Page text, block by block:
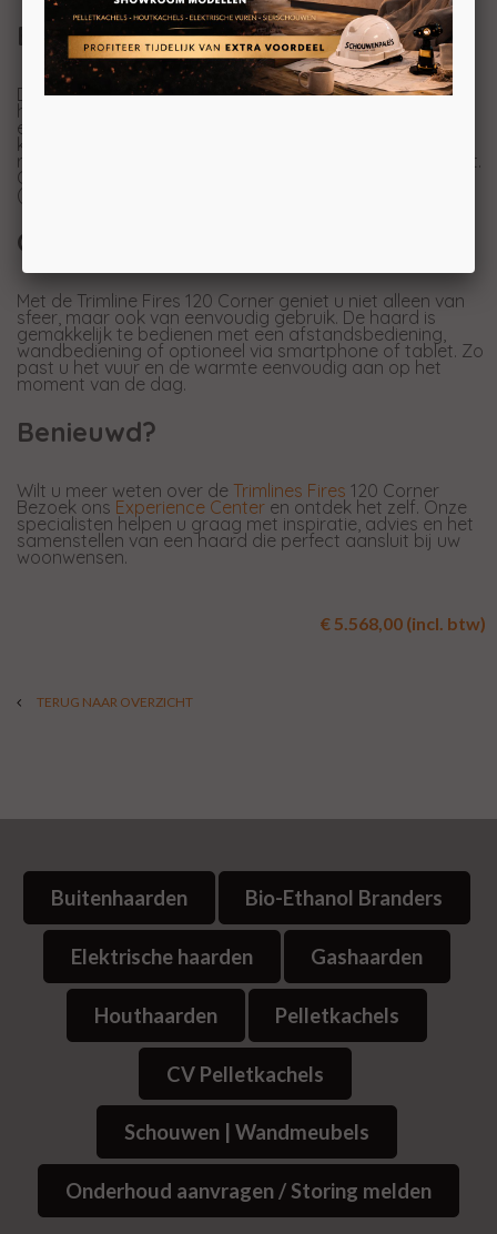
Een levendig vuurbeeld
De combinatie van hoge vlammen, een realistische
houtset en diverse afwerkingsmogelijkheden zorgt voor
een realistisch vuurbeeld. Door het vuur vanuit twee
kanten te kunnen bekijken, krijgt de haard een extra
ruimtelijk effect en komt de sfeer nog beter tot zijn recht.
Optioneel is de haard uit te voeren met ontspiegeld glas
(AR glas) voor nog beter zicht op het vuur.
Ontworpen voor dagelijks gemak
Met de Trimline Fires 120 Corner geniet u niet alleen van
sfeer, maar ook van eenvoudig gebruik. De haard is
gemakkelijk te bedienen met een afstandsbediening,
wandbediening of optioneel via smartphone of tablet. Zo
past u het vuur en de warmte eenvoudig aan op het
moment van de dag.
Benieuwd?
Wilt u meer weten over de Trimlines Fires 120 Corner
Bezoek ons Experience Center en ontdek het zelf. Onze
specialisten helpen u graag met inspiratie, advies en het
samenstellen van een haard die perfect aansluit bij uw
woonwensen.
€ 5.568,00 (incl. btw)
TERUG NAAR OVERZICHT
Buitenhaarden Bio-Ethanol Branders
Elektrische haarden Gashaarden
Houthaarden Pelletkachels
CV Pelletkachels
Schouwen | Wandmeubels
Onderhoud aanvragen / Storing melden